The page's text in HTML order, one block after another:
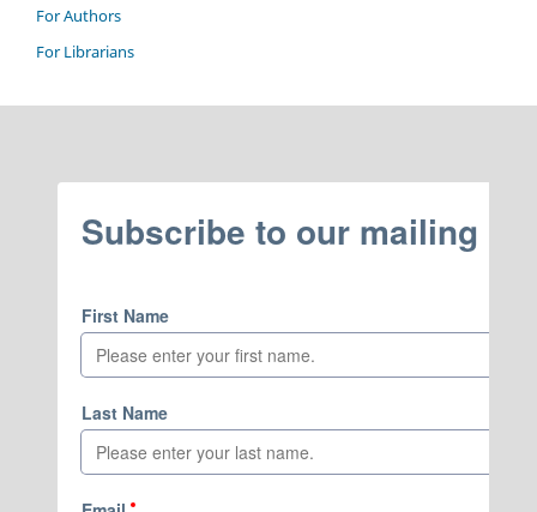
For Authors
For Librarians